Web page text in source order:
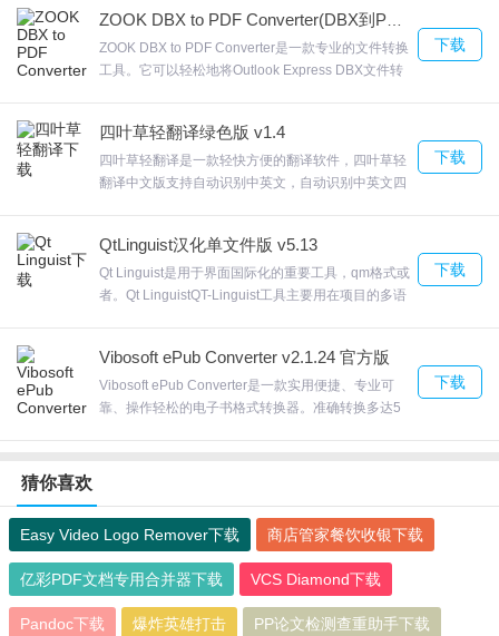
Adobe Acrobat，Acrobat Reader 软件。欢迎来合众
软件园下载体验。
ZOOK DBX to PDF Converter是一款专业的文件转换
工具。它可以轻松地将Outlook Express DBX文件转
装Adobe或Outlook Express来执行从DBX到PDF文
件的迁移。除此之外，该工具可以轻松地将多个DBX
文件导出为PDF文件，而无需安装任何附加工具。欢
下载
四叶草轻翻译绿色版 v1.4
四叶草轻翻译是一款轻快方便的翻译软件，四叶草轻
翻译中文版支持自动识别中英文，自动识别中英文四
验。
下载
QtLinguist汉化单文件版 v5.13
Qt Linguist是用于界面国际化的重要工具，qm格式或
者。Qt LinguistQT-Linguist工具主要用在项目的多语
文，名字可以自己定义，后缀名。欢迎来合众软件园
下载体验。
下载
Vibosoft ePub Converter v2.1.24 官方版
Vibosoft ePub Converter是一款实用便捷、专业可
靠、操作轻松的电子书格式转换器。准确转换多达5
下载
猜你喜欢
Easy Video Logo Remover下载 商店管家餐饮收银下载
亿彩PDF文档专用合并器下载 VCS Diamond下载
Pandoc下载 爆炸英雄打击 PP论文检测查重助手下载